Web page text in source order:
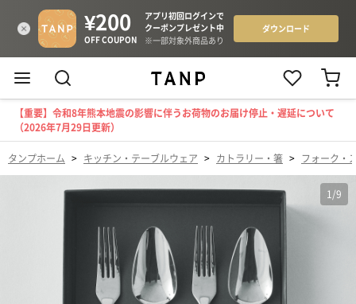
【重要】令和8年熊本地震の影響に伴うお荷物のお届け停止・遅延について
（2026年7月29日更新）
タンプホーム > キッチン・テーブルウェア > カトラリー・箸 > フォーク・
1 /9